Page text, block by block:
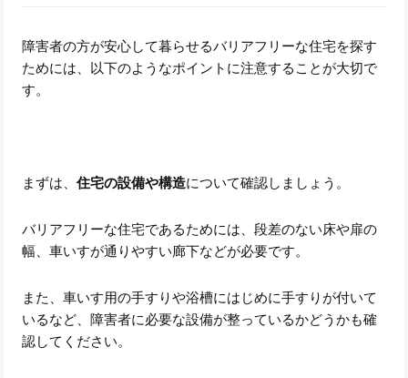
障害者の方が安心して暮らせるバリアフリーな住宅を探す
ためには、以下のようなポイントに注意することが大切で
す。
まずは、住宅の設備や構造について確認しましょう。
バリアフリーな住宅であるためには、段差のない床や扉の
幅、車いすが通りやすい廊下などが必要です。
また、車いす用の手すりや浴槽にはじめに手すりが付いて
いるなど、障害者に必要な設備が整っているかどうかも確
認してください。